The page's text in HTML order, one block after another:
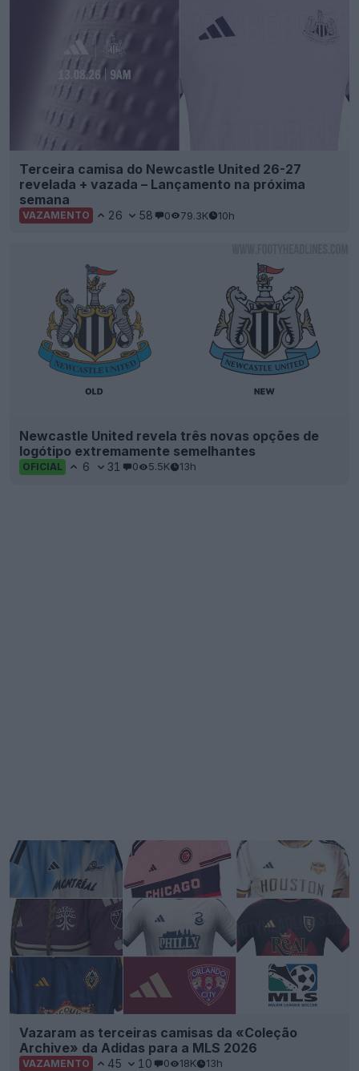
Terceira camisa do Newcastle United 26-27
revelada + vazada – Lançamento na próxima
semana
VAZAMENTO 26 58 0 79.3K 10h
Newcastle United revela três novas opções de
logótipo extremamente semelhantes
OFICIAL 6 31 0 5.5K 13h
Vazaram as terceiras camisas da «Coleção
Archive» da Adidas para a MLS 2026
VAZAMENTO 45 10 0 18K 13h